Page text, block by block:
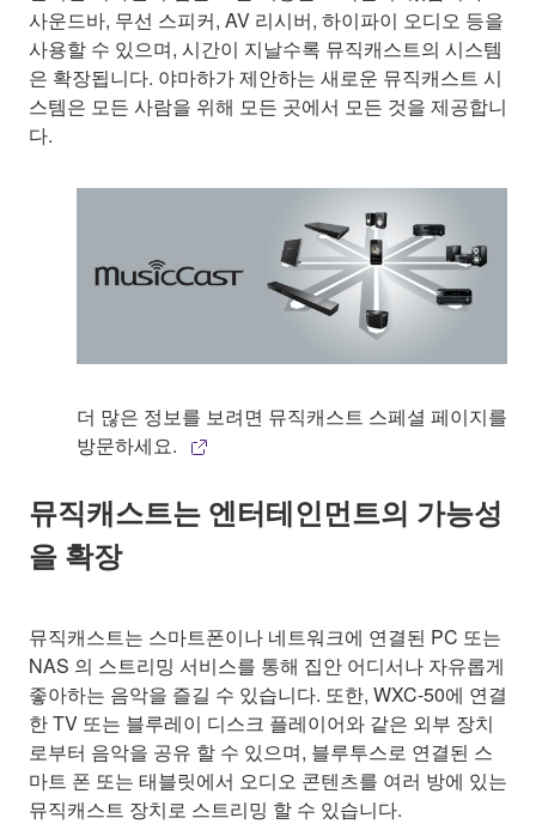
사운드바, 무선 스피커, AV 리시버, 하이파이 오디오 등을
사용할 수 있으며, 시간이 지날수록 뮤직캐스트의 시스템
은 확장됩니다. 야마하가 제안하는 새로운 뮤직캐스트 시
스템은 모든 사람을 위해 모든 곳에서 모든 것을 제공합니
다.
더 많은 정보를 보려면 뮤직캐스트 스페셜 페이지를
방문하세요.
뮤직캐스트는 엔터테인먼트의 가능성
을 확장
뮤직캐스트는 스마트폰이나 네트워크에 연결된 PC 또는
NAS 의 스트리밍 서비스를 통해 집안 어디서나 자유롭게
좋아하는 음악을 즐길 수 있습니다. 또한, WXC-50에 연결
한 TV 또는 블루레이 디스크 플레이어와 같은 외부 장치
로부터 음악을 공유 할 수 있으며, 블루투스로 연결된 스
마트 폰 또는 태블릿에서 오디오 콘텐츠를 여러 방에 있는
뮤직캐스트 장치로 스트리밍 할 수 있습니다.